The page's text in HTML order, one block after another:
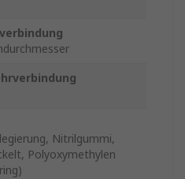
Nitrilgummi,
Polyoxymethylen